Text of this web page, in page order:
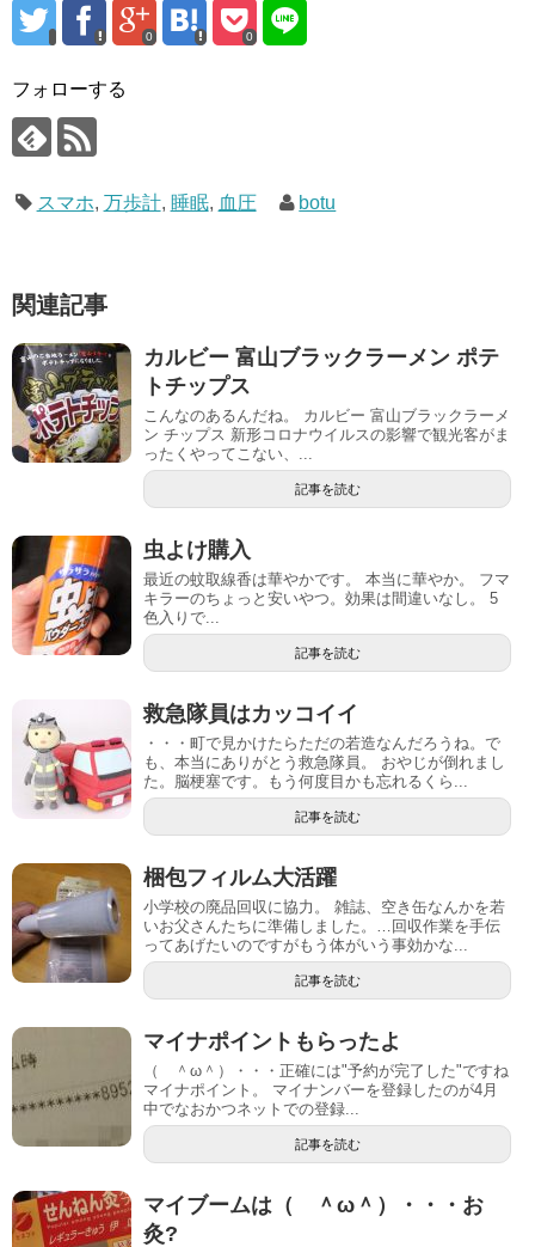
0 0
フォローする
スマホ, 万歩計, 睡眠, 血圧 botu
関連記事
カルビー 富山ブラックラーメン ポテ
トチップス
こんなのあるんだね。 カルビー 富山ブラックラーメ
ン チップス 新形コロナウイルスの影響で観光客がま
ったくやってこない、...
記事を読む
虫よけ購入
最近の蚊取線香は華やかです。 本当に華やか。 フマ
キラーのちょっと安いやつ。効果は間違いなし。 5
色入りで...
記事を読む
救急隊員はカッコイイ
・・・町で見かけたらただの若造なんだろうね。で
も、本当にありがとう救急隊員。 おやじが倒れまし
た。脳梗塞です。もう何度目かも忘れるくら...
記事を読む
梱包フィルム大活躍
小学校の廃品回収に協力。 雑誌、空き缶なんかを若
いお父さんたちに準備しました。…回収作業を手伝
ってあげたいのですがもう体がいう事効かな...
記事を読む
マイナポイントもらったよ
（ ＾ω＾）・・・正確には"予約が完了した"ですね
マイナポイント。 マイナンバーを登録したのが4月
中でなおかつネットでの登録...
記事を読む
マイブームは（ ＾ω＾）・・・お
灸?